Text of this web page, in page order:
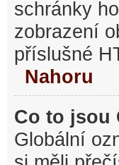
schránky
zobrazení
příslušné
Nahoru
Co to jsou
Globální